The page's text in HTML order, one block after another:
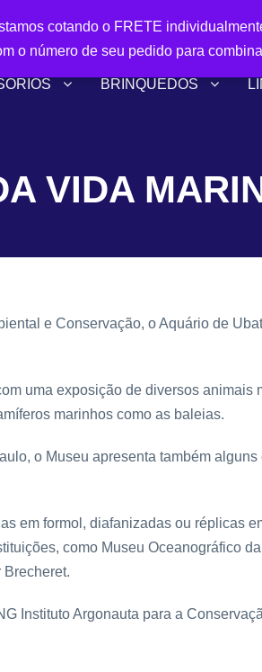
BRINQUEDOS
VIDA
e Conservação, o Aquário de
uma exposição de diversos
marinhos como as baleias.
o Museu apresenta também
em formol, diafanizadas ou réplicas
como Museu Oceanográfico
Instituto Argonauta para a
cotando o FRETE
o número de seu pedido para